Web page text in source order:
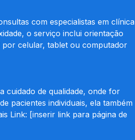
com especialistas em clínica
o serviço inclui orientação
por celular, tablet ou computador
cuidado de qualidade, onde for
pacientes individuais, ela também
Link: [inserir link para página de